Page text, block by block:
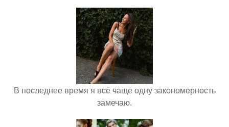
В последнее время я всё чаще одну закономерность
замечаю.